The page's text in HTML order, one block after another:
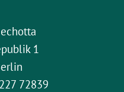
1
72839